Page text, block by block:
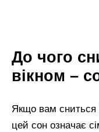
До чого
вікном –
Якщо вам сниться
цей сон означає